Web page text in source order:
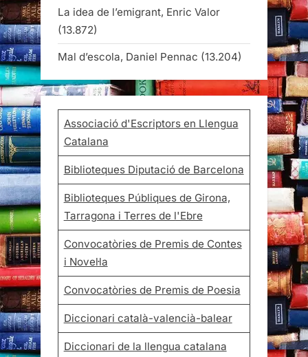
La idea de l’emigrant, Enric Valor
(13.872)
Mal d’escola, Daniel Pennac (13.204)
Associació d'Escriptors en Llengua
Catalana
Biblioteques Diputació de Barcelona
Biblioteques Públiques de Girona,
Tarragona i Terres de l'Ebre
Convocatòries de Premis de Contes
i Novel·la
Convocatòries de Premis de Poesia
Diccionari català-valencià-balear
Diccionari de la llengua catalana